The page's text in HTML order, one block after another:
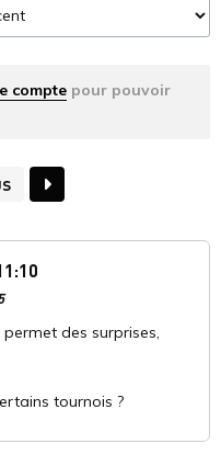
compte pour pouvoir
des surprises,
tournois ?